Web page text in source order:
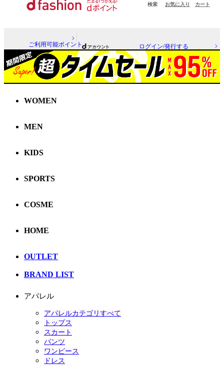
検索 お気に入り カート
ご利用可能ポイント ログイン/発行する
WOMEN
MEN
KIDS
SPORTS
COSME
HOME
OUTLET
BRAND LIST
アパレル
アパレルカテゴリすべて
トップス
スカート
パンツ
ワンピース
ドレス